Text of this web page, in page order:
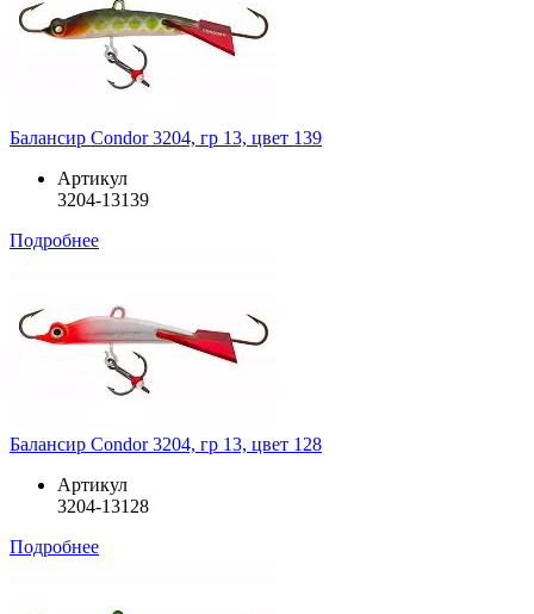
Балансир Condor 3204, гр 13, цвет 139
Артикул
3204-13139
Подробнее
Балансир Condor 3204, гр 13, цвет 128
Артикул
3204-13128
Подробнее